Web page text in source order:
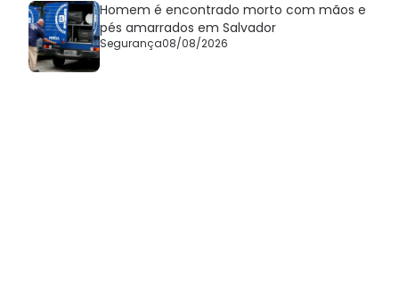
Homem é encontrado morto com mãos e
pés amarrados em Salvador
Segurança08/08/2026